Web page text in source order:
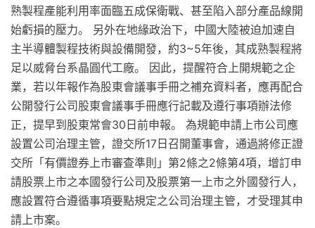
熟製程產能利用率面臨五成保衛戰、甚至陷入部分產品線開
始虧損的壓力。 另外在地緣政治下，中國大陸被迫加速自
主半導體製程技術與設備開發，約3~5年後，其成熟製程將
足以威脅台系晶圓代工廠。 因此，提醒符合上開規範之企
業，若以年報作為股東會議事手冊之補充資料者，應再配合
公開發行公司股東會議事手冊應行記載及遵行事項辦法修
正，提早到股東常會30日前申報。 為規範申請上市公司應
設置公司治理主管，證交所17日召開董事會，通過將修正證
交所「有價證券上市審查準則」第2條之2條第4項，增訂申
請股票上市之本國發行公司及股票第一上市之外國發行人，
應設置符合遵循事項要點規定之公司治理主管，才受理其申
請上市案。